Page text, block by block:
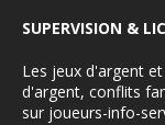
SUPERVISION &
Les jeux d'argent
d'argent, conflits
sur joueurs-info-